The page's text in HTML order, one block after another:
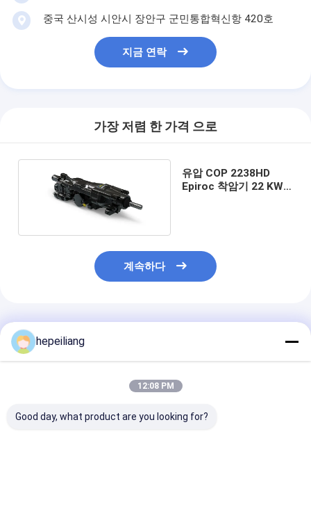
중국 산시성 시안시 장안구 군민통합혁신항 420호
지금 연락
가장 저렴 한 가격 으로
유압 COP 2238HD
Epiroc 착암기 22 KW
계속하다
추천된 제품
hepeiliang
12:08 PM
Good day, what product are you looking for?